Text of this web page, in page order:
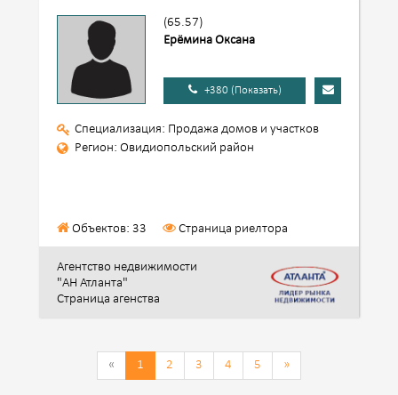
(65.57)
Ерёмина Оксана
+380 (Показать)
Специализация: Продажа домов и участков
Регион: Овидиопольский район
Объектов: 33 Страница риелтора
Агентство недвижимости
"АН Атланта"
Страница агенства
« 1 2 3 4 5 »